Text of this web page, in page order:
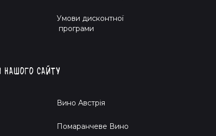
Умови дисконтної
програми
нашого сайту
Вино Австрія
Помаранчеве Вино